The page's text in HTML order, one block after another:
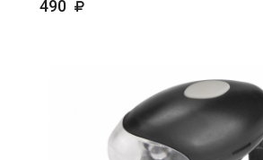
490